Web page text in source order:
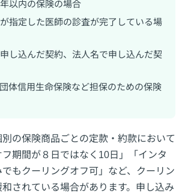
以内の保険の場合
指定した医師の診査が完了している場
し込んだ契約、法人名で申し込んだ契
体信用生命保険など担保のための保険
の保険商品ごとの定款・約款において
期間が８日ではなく10日」「インタ
もクーリングオフ可」など、クーリン
されている場合があります。申し込み